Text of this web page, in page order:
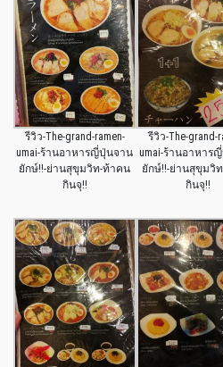
รีวิว-The-grand-ramen-
umai-ร้านอาหารญี่ปุ่นจาน
ยักษ์!!-ย่านสุขุมวิท-ท้าคน
กินจุ!!
รีวิว-The-grand-
umai-ร้านอาหาร
ยักษ์!!-ย่านสุขุมวิ
กินจุ!!